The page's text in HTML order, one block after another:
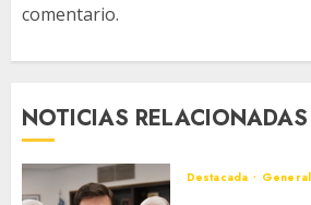
comentario.
NOTICIAS RELACIONADAS
Destacada